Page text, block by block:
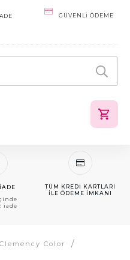
GÜVENLI ÖDEME
iade
TÜM KREDI KARTLARI
ILE ÖDEME IMKANI
Clemency Color /